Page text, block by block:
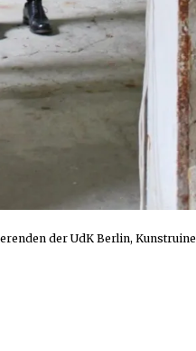
der UdK Berlin, Kunstruine